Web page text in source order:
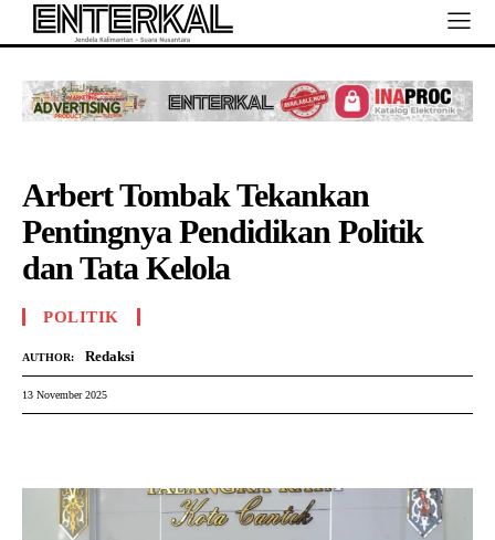
Arbert Tombak Tekankan
Pentingnya Pendidikan Politik
dan Tata Kelola
POLITIK
AUTHOR: Redaksi
13 November 2025